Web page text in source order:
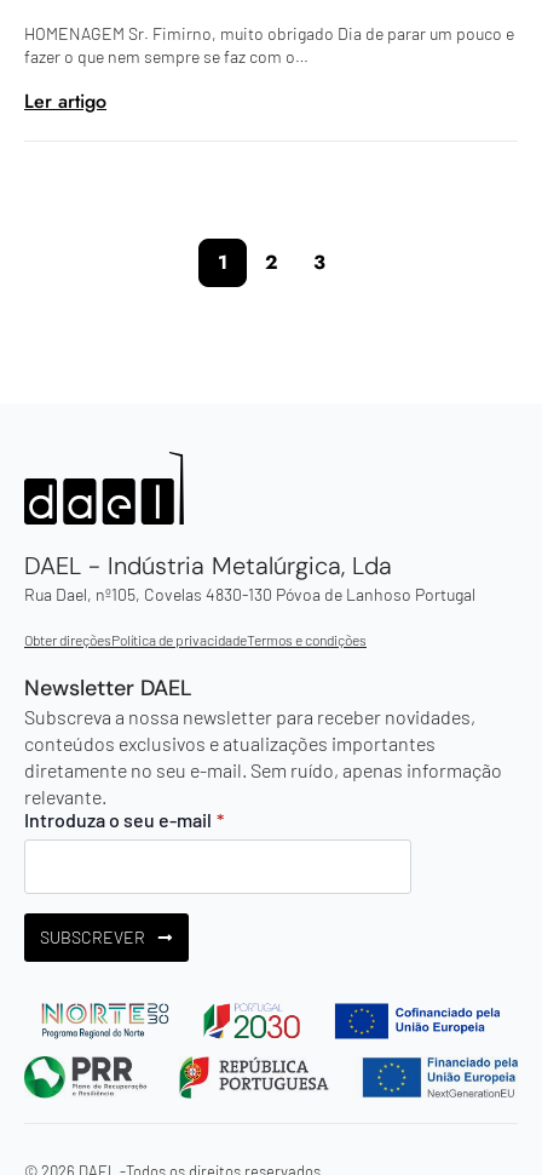
HOMENAGEM Sr. Fimirno, muito obrigado Dia de parar um pouco e
fazer o que nem sempre se faz com o…
Ler artigo
1 2 3
DAEL - Indústria Metalúrgica, Lda
Rua Dael, nº105, Covelas 4830-130 Póvoa de Lanhoso Portugal
Obter direçõesPolítica de privacidadeTermos e condições
Newsletter DAEL
Subscreva a nossa newsletter para receber novidades,
conteúdos exclusivos e atualizações importantes
diretamente no seu e-mail. Sem ruído, apenas informação
relevante.
Introduza o seu e-mail *
SUBSCREVER
© 2026 DAEL -Todos os direitos reservados